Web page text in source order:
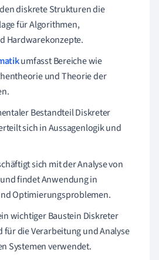
diskrete Strukturen die
für Algorithmen,
Hardwarekonzepte.
umfasst Bereiche wie
und Theorie der
Bestandteil Diskreter
sich in Aussagenlogik und
sich mit der Analyse von
findet Anwendung in
Optimierungsproblemen.
wichtiger Baustein Diskreter
die Verarbeitung und Analyse
Systemen verwendet.